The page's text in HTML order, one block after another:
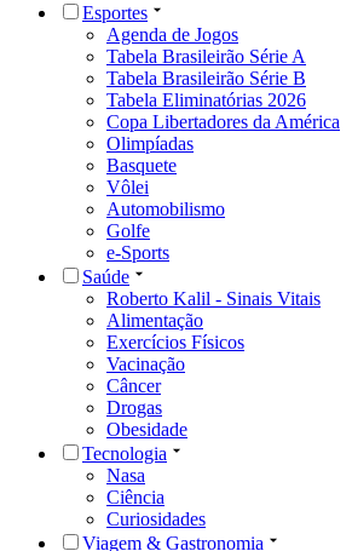
Esportes
Agenda de Jogos
Tabela Brasileirão Série A
Tabela Brasileirão Série B
Tabela Eliminatórias 2026
Copa Libertadores da América
Olimpíadas
Basquete
Vôlei
Automobilismo
Golfe
e-Sports
Saúde
Roberto Kalil - Sinais Vitais
Alimentação
Exercícios Físicos
Vacinação
Câncer
Drogas
Obesidade
Tecnologia
Nasa
Ciência
Curiosidades
Viagem & Gastronomia